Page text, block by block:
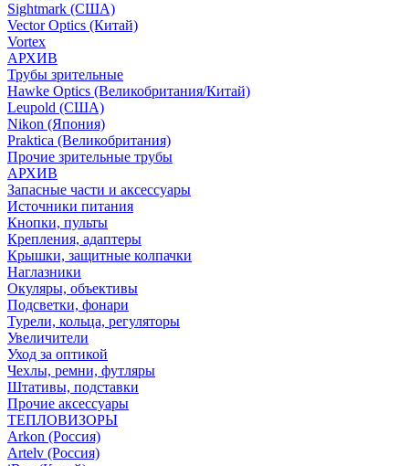
Sightmark (США)
Vector Optics (Китай)
Vortex
АРХИВ
Трубы зрительные
Hawke Optics (Великобритания/Китай)
Leupold (США)
Nikon (Япония)
Praktica (Великобритания)
Прочие зрительные трубы
АРХИВ
Запасные части и аксессуары
Источники питания
Кнопки, пульты
Крепления, адаптеры
Крышки, защитные колпачки
Наглазники
Окуляры, объективы
Подсветки, фонари
Турели, кольца, регуляторы
Увеличители
Уход за оптикой
Чехлы, ремни, футляры
Штативы, подставки
Прочие аксессуары
ТЕПЛОВИЗОРЫ
Arkon (Россия)
Artelv (Россия)